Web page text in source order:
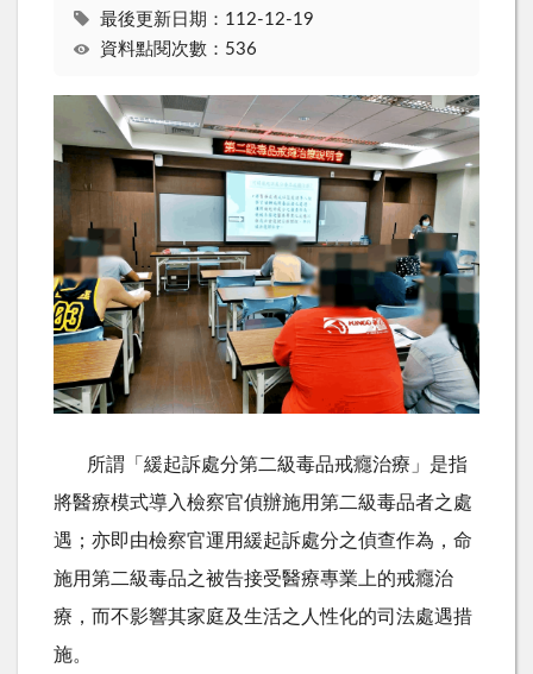
最後更新日期：112-12-19
資料點閱次數：536
所謂「緩起訴處分第二級毒品戒癮治療」是指
將醫療模式導入檢察官偵辦施用第二級毒品者之處
遇；亦即由檢察官運用緩起訴處分之偵查作為，命
施用第二級毒品之被告接受醫療專業上的戒癮治
療，而不影響其家庭及生活之人性化的司法處遇措
施。